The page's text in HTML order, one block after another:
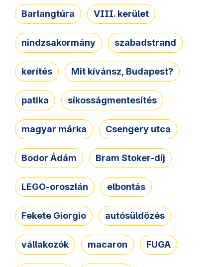
Barlangtúra VIII. kerület
nindzsakormány szabadstrand
kerítés Mit kívánsz, Budapest?
patika síkosságmentesítés
magyar márka Csengery utca
Bodor Ádám Bram Stoker-díj
LEGO-oroszlán elbontás
Fekete Giorgio autósüldözés
vállakozók macaron FUGA